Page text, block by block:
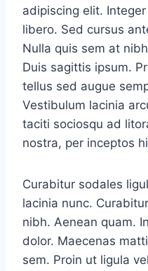
adipiscing elit.
libero. Sed cursus
Nulla quis sem at
Duis sagittis ipsum.
tellus sed augue
Vestibulum lacinia
taciti sociosqu ad
nostra, per inceptos
Curabitur sodales
lacinia nunc.
nibh. Aenean quam.
dolor. Maecenas
sem. Proin ut ligula